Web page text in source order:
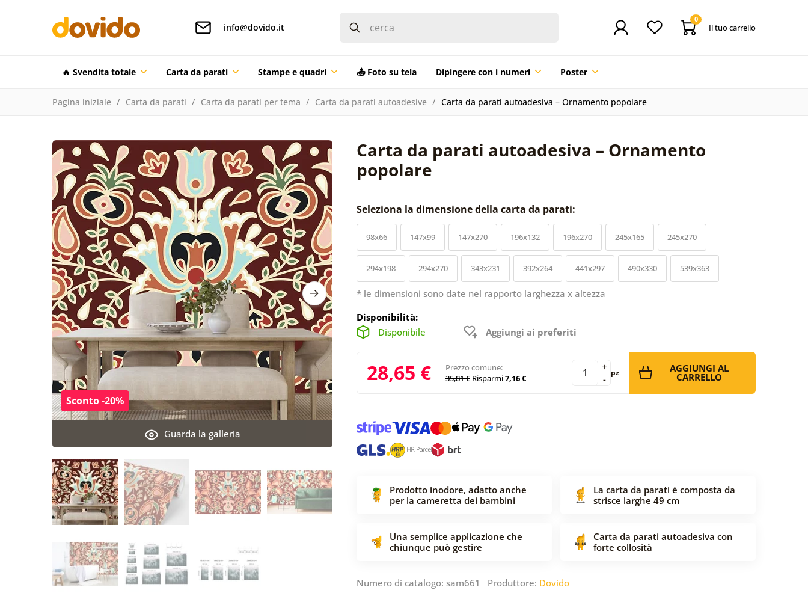
info@dovido.it
0
Il tuo carrello
🔥 Svendita totale Carta da parati Stampe e quadri 📤 Foto su tela Dipingere con i numeri Poster
Pagina iniziale Carta da parati Carta da parati per tema Carta da parati autoadesive Carta da parati autoadesiva – Ornamento popolare
Carta da parati autoadesiva – Ornamento
popolare
Guarda la galleria
Sconto -20%
Seleziona la dimensione della carta da parati:
98x66 147x99 147x270 196x132 196x270 245x165 245x270
294x198 294x270 343x231 392x264 441x297 490x330 539x363
* le dimensioni sono date nel rapporto larghezza x altezza
Disponibilità:
Disponibile
Aggiungi ai preferiti
28,65 €
Prezzo comune:
35,81 € Risparmi7,16 € -
+ pz AGGIUNGI AL
CARRELLO
Prodotto inodore, adatto anche
per la cameretta dei bambini
La carta da parati è composta da
strisce larghe 49 cm
Una semplice applicazione che
chiunque può gestire
Carta da parati autoadesiva con
forte collosità
Numero di catalogo: sam661 Produttore: Dovido